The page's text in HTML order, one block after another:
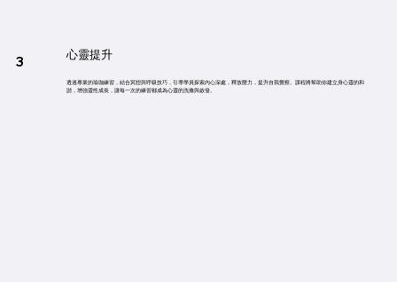
3
透過專業的瑜珈練習，結合冥想與呼吸技巧，引導學員探索內心深處，釋放壓力，提升自我覺察。課程將幫助你建立身心靈的和
諧，增強靈性成長，讓每一次的練習都成為心靈的洗滌與啟發。
心靈提升